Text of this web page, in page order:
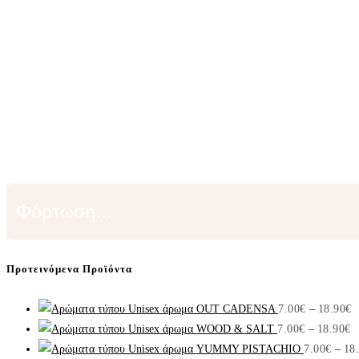
Προτεινόμενα Προϊόντα
Unisex άρωμα OUT CADENSA 7.00€ – 18.90€
Unisex άρωμα WOOD & SALT 7.00€ – 18.90€
Unisex άρωμα YUMMY PISTACHIO 7.00€ –